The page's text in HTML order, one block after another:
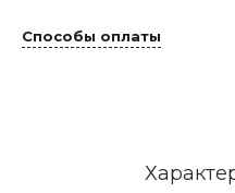
Способы оплаты